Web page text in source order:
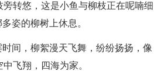
转悠，这是小鱼与柳枝正在呢喃细
姿的柳树上休息。
间，柳絮漫天飞舞，纷纷扬扬，像
飞翔，四海为家。